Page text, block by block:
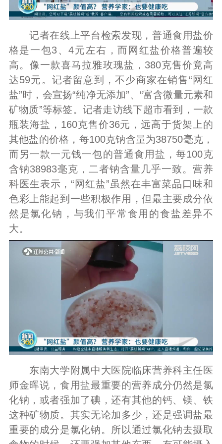
记者在线上平台检索发现，普通食用盐价
格是一包3、4元左右，而网红盐价格普遍较
高。像一款喜马拉雅玫瑰盐，380克售价竟高
达59元。记者留意到，不少商家在销售“网红
盐”时，会宣扬“纯净无添加”、“富含微量元素和
矿物质”等标签。记者走访线下超市看到，一款
瓶装海盐，160克售价36元，远高于货架上的
其他盐的价格，每100克钠含量为38750毫克，
而另一款一元钱一包的普通食用盐，每100克
含钠38983毫克，二者钠含量几乎一致。营养
科医生表示，“网红盐”虽然在丰富菜品口味和
色彩上能起到一些积极作用，但最主要成分依
然是氯化钠，与我们平常食用的食盐差异不
大。
东南大学附属中大医院临床营养科主任医
师金晖说，食用盐最重要的营养成分仍然是氯
化钠，或者强加了碘，还有其他的钙、镁、铁
这种矿物质。其实无论加多少，还是强调盐最
重要的成分是氯化钠。所以通过氯化钠去摄取